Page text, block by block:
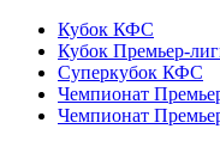
Кубок КФС
Кубок Премьер-
Суперкубок КФС
Чемпионат
Чемпионат